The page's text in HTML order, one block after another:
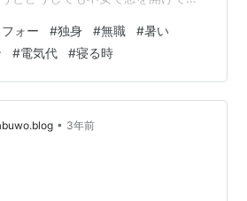
まだエアコンを使い始めていない
つ熱中症になってもおかしくない
きも悪いし、朝も東向きの窓から
て暑くて目が覚めちゃう。 それで
ンを使うことに抵抗がある。 限界
と使えない。…
ォー #独身 #無職 #暑い
#電気代 #寝る時
• 3年前